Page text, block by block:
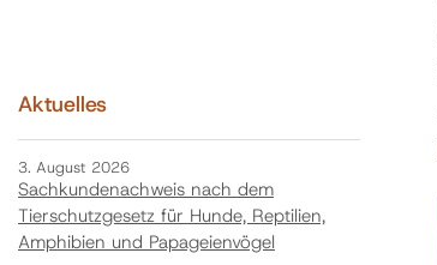
Aktuelles
3. August 2026
Sachkundenachweis nach dem
Tierschutzgesetz für Hunde, Reptilien,
Amphibien und Papageienvögel